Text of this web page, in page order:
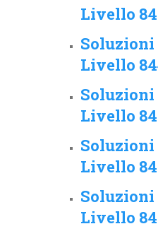
Livello
Soluzioni
Livello
Soluzioni
Livello
Soluzioni
Livello
Soluzioni
Livello